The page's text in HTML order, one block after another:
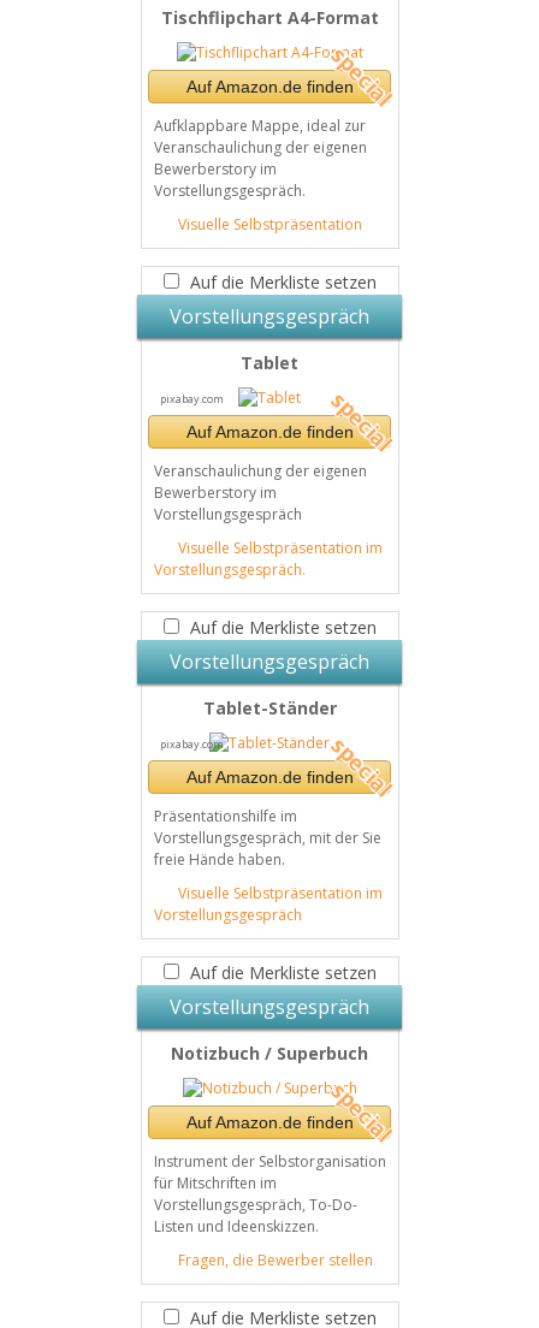
Tischflipchart A4-Format
Auf Amazon.de finden
Aufklappbare Mappe, ideal zur
Veranschaulichung der eigenen
Bewerberstory im
Vorstellungsgespräch.
Visuelle Selbstpräsentation
Auf die Merkliste setzen
Vorstellungsgespräch
Tablet
pixabay.com
Auf Amazon.de finden
Veranschaulichung der eigenen
Bewerberstory im
Vorstellungsgespräch
Visuelle Selbstpräsentation im
Vorstellungsgespräch.
Auf die Merkliste setzen
Vorstellungsgespräch
Tablet-Ständer
pixabay.com
Auf Amazon.de finden
Präsentationshilfe im
Vorstellungsgespräch, mit der Sie
freie Hände haben.
Visuelle Selbstpräsentation im
Vorstellungsgespräch
Auf die Merkliste setzen
Vorstellungsgespräch
Notizbuch / Superbuch
Auf Amazon.de finden
Instrument der Selbstorganisation
für Mitschriften im
Vorstellungsgespräch, To-Do-
Listen und Ideenskizzen.
Fragen, die Bewerber stellen
Auf die Merkliste setzen